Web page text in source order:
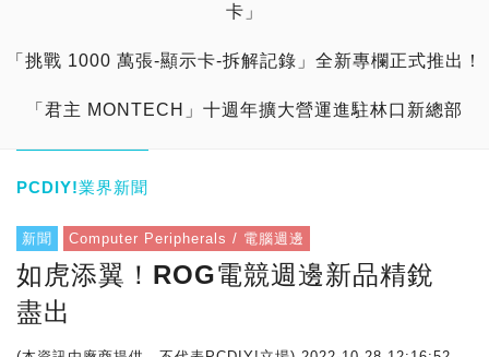
卡」
「挑戰 1000 萬張-顯示卡-拆解記錄」全新專欄正式推出！
「君主 MONTECH」十週年擴大營運進駐林口新總部
PCDIY!業界新聞
新聞 Computer Peripherals / 電腦週邊
如虎添翼！ROG電競週邊新品精銳
盡出